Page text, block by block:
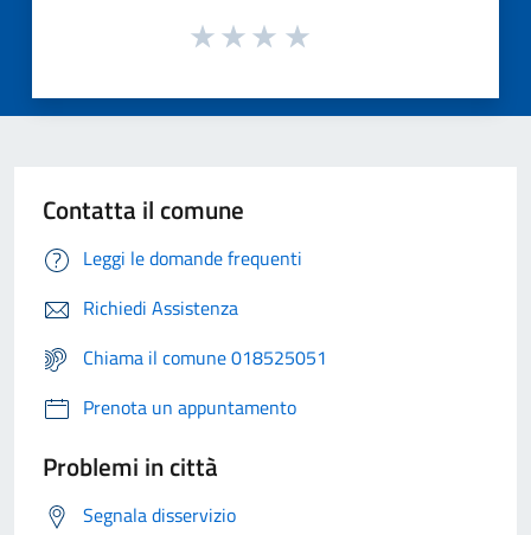
Contatta il comune
Leggi le domande frequenti
Richiedi Assistenza
Chiama il comune 018525051
Prenota un appuntamento
Problemi in città
Segnala disservizio